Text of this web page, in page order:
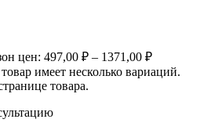
цен: 497,00 ₽ – 1371,00 ₽
имеет несколько вариаций.
товара.